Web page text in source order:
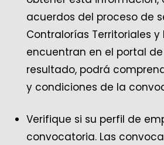
acuerdos del proceso de
Contralorías Territoriales y
encuentran en el portal de
resultado, podrá
y condiciones de la
Verifique si su perfil de
convocatoria. Las